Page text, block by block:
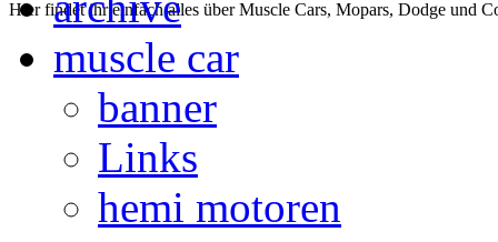
Hier findet ihr einfach alles über Muscle Cars, Mopars, Dodge und
muscle car
banner
Links
hemi motoren